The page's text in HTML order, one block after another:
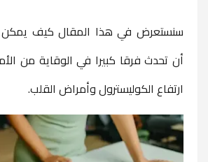
سنستعرض في هذا المقال كيف يمكن
أن تحدث فرقا كبيرا في الوقاية من
ارتفاع الكوليسترول وأمراض القلب.